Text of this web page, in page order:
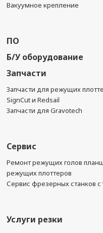
Вакуумное крепление
ПО
Б/У оборудование
Запчасти
Запчасти для режущих
SignCut и Redsail
Запчасти для Gravotech
Сервис
Ремонт режущих голов
режущих плоттеров
Сервис фрезерных станков
Услуги резки